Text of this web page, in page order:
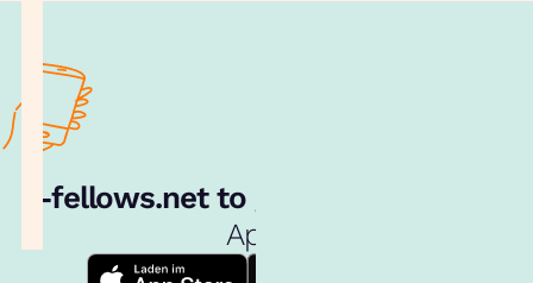
e‑fellows.net to go:
App!